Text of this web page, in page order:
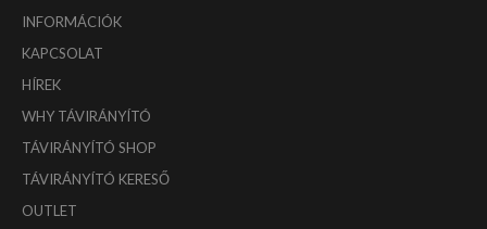
INFORMÁCIÓK
KAPCSOLAT
HÍREK
WHY TÁVIRÁNYÍTÓ
TÁVIRÁNYÍTÓ SHOP
TÁVIRÁNYÍTÓ KERESŐ
OUTLET